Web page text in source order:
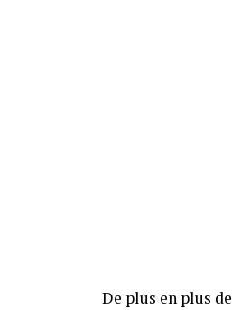
De plus en plus